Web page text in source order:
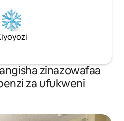
zinazowafaa
za ufukweni